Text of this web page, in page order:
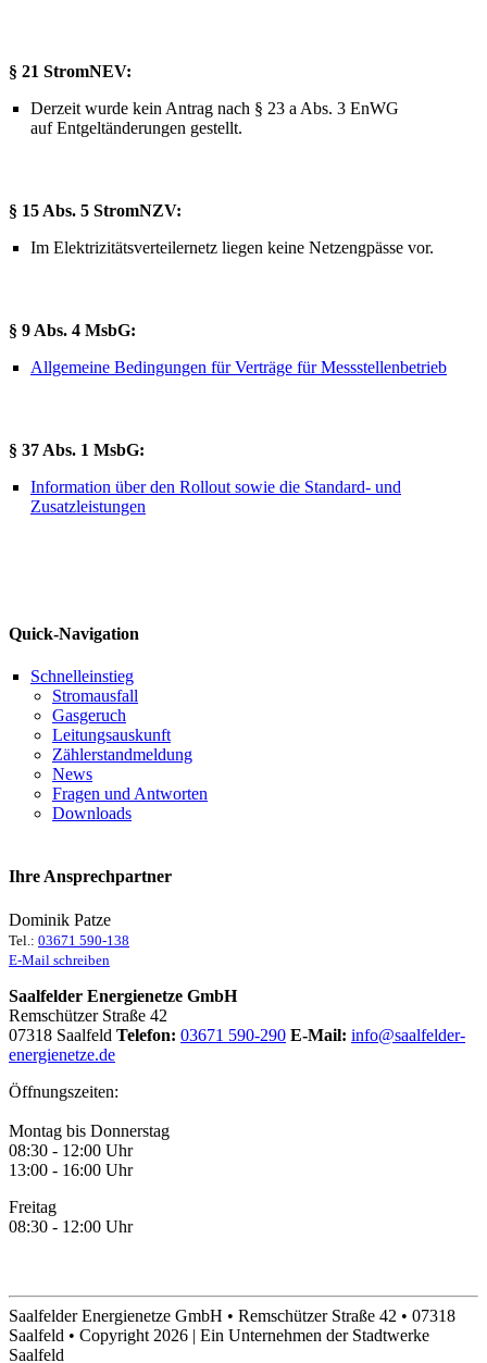
§ 21 StromNEV:
Derzeit wurde kein Antrag nach § 23 a Abs. 3 EnWG
auf Entgeltänderungen gestellt.
§ 15 Abs. 5 StromNZV:
Im Elektrizitätsverteilernetz liegen keine Netzengpässe vor.
§ 9 Abs. 4 MsbG:
Allgemeine Bedingungen für Verträge für Messstellenbetrieb
§ 37 Abs. 1 MsbG:
Information über den Rollout sowie die Standard- und
Zusatzleistungen
Quick-Navigation
Schnelleinstieg
Stromausfall
Gasgeruch
Leitungsauskunft
Zählerstandmeldung
News
Fragen und Antworten
Downloads
Ihre Ansprechpartner
Dominik Patze
Tel.: 03671 590-138
E-Mail schreiben
Saalfelder Energienetze GmbH
Remschützer Straße 42
07318 Saalfeld Telefon: 03671 590-290 E-Mail: info@saalfelder-
energienetze.de
Öffnungszeiten:
Montag bis Donnerstag
08:30 - 12:00 Uhr
13:00 - 16:00 Uhr
Freitag
08:30 - 12:00 Uhr
Saalfelder Energienetze GmbH • Remschützer Straße 42 • 07318
Saalfeld • Copyright 2026 | Ein Unternehmen der Stadtwerke
Saalfeld